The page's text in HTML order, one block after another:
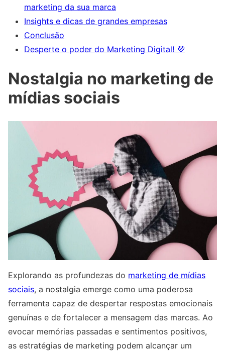
marketing da sua marca
Insights e dicas de grandes empresas
Conclusão
Desperte o poder do Marketing Digital! 💜
Nostalgia no marketing de
mídias sociais
Explorando as profundezas do marketing de mídias
sociais, a nostalgia emerge como uma poderosa
ferramenta capaz de despertar respostas emocionais
genuínas e de fortalecer a mensagem das marcas. Ao
evocar memórias passadas e sentimentos positivos,
as estratégias de marketing podem alcançar um